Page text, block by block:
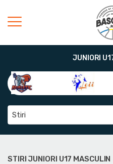
JUNIORI
Stiri
STIRI JUNIORI U17 MASCULIN